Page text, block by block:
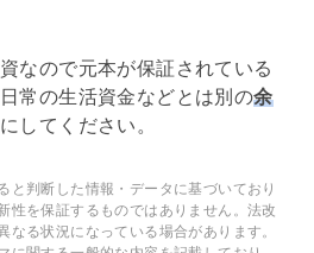
なので元本が保証されている
常の生活資金などとは別の余
してください。
判断した情報・データに基づいており
性を保証するものではありません。法改
なる状況になっている場合があります。